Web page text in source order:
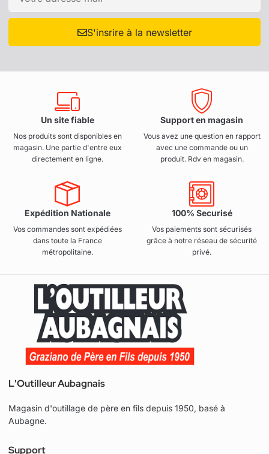
S'insrire à la newsletter
Un site fiable
Nos produits sont disponibles en
magasin. Une partie d'entre eux
directement en ligne.
Support en magasin
Vous avez une question en rapport
avec une commande ou un
produit. Rdv en magasin.
Expédition Nationale
Vos commandes sont expédiées
dans toute la France
métropolitaine.
100% Securisé
Vos paiements sont sécurisés
grâce à notre réseau de sécurité
privé.
L'Outilleur Aubagnais
Magasin d'outillage de père en fils depuis 1950, basé à
Aubagne.
Support